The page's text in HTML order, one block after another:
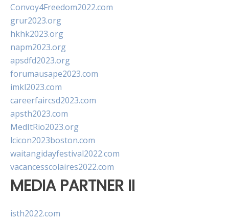
Convoy4Freedom2022.com
grur2023.org
hkhk2023.org
napm2023.org
apsdfd2023.org
forumausape2023.com
imkl2023.com
careerfaircsd2023.com
apsth2023.com
MedItRio2023.org
lcicon2023boston.com
waitangidayfestival2022.com
vacancesscolaires2022.com
MEDIA PARTNER II
isth2022.com